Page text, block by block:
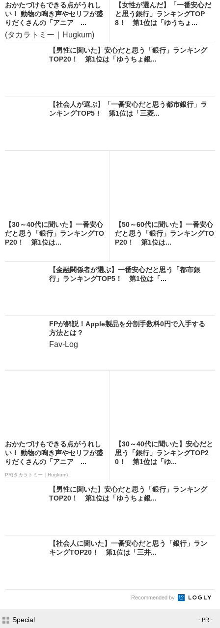
おかたづけもできる点がうれし
い！ 動物の鳴き声やセリフが盛
りだくさんの「アニア ...
(タカラトミー｜Hugkum)
【女性が選んだ】「一番安心だ
と思う銀行」ランキングTOP
8！ 第1位は「ゆうちょ...
【男性に聞いた】安心だと思う「銀行」ランキング
TOP20！ 第1位は「ゆうちょ銀...
【社会人が選ぶ】「一番安心だと思う都市銀行」ラ
ンキングTOP5！ 第1位は「三菱...
【30～40代に聞いた】一番安心
だと思う「銀行」ランキングTO
P20！ 第1位は...
【50～60代に聞いた】一番安心
だと思う「銀行」ランキングTO
P20！ 第1位は...
【金融関係者が選ぶ】一番安心だと思う「都市銀
行」ランキングTOP5！ 第1位は「...
FPが解説！Apple製品を分割手数料0円で入手する
方法とは？
Fav-Log
おかたづけもできる点がうれし
い！ 動物の鳴き声やセリフが盛
りだくさんの「アニア ...
PR(タカラトミー｜Hugkum)
【30～40代に聞いた】安心だと
思う「銀行」ランキングTOP2
0！ 第1位は「ゆ...
【男性に聞いた】安心だと思う「銀行」ランキング
TOP20！ 第1位は「ゆうちょ銀...
【社会人に聞いた】一番安心だと思う「銀行」ラン
キングTOP20！ 第1位は「三井...
Recommended by
Special - PR -